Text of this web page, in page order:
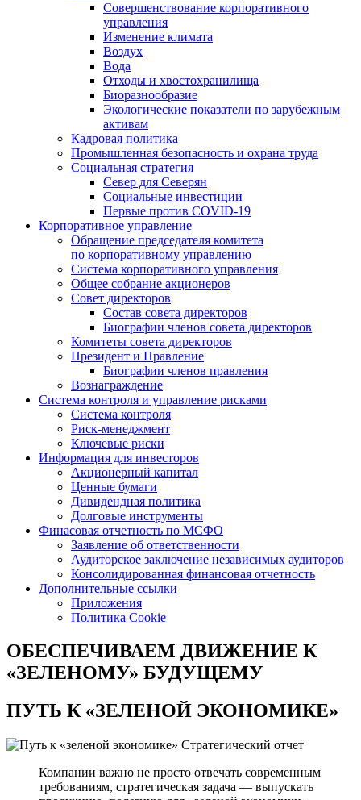
Совершенствование корпоративного
управления
Изменение климата
Воздух
Вода
Отходы и хвостохранилища
Биоразнообразие
Экологические показатели по зарубежным
активам
Кадровая политика
Промышленная безопасность и охрана труда
Социальная стратегия
Север для Северян
Социальные инвестиции
Первые против COVID‑19
Корпоративное управление
Обращение председателя комитета
по корпоративному управлению
Система корпоративного управления
Общее собрание акционеров
Совет директоров
Состав совета директоров
Биографии членов совета директоров
Комитеты совета директоров
Президент и Правление
Биографии членов правления
Вознаграждение
Система контроля и управление рисками
Система контроля
Риск-менеджмент
Ключевые риски
Информация для инвесторов
Акционерный капитал
Ценные бумаги
Дивидендная политика
Долговые инструменты
Финасовая отчетность по МСФО
Заявление об ответственности
Аудиторское заключение независимых аудиторов
Консолидированная финансовая отчетность
Дополнительные ссылки
Приложения
Политика Cookie
ОБЕСПЕЧИВАЕМ ДВИЖЕНИЕ К
«ЗЕЛЕНОМУ» БУДУЩЕМУ
ПУТЬ К«ЗЕЛЕНОЙ ЭКОНОМИКЕ»
Стратегический отчет
Компании важно не просто отвечать современным
требованиям, стратегическая задача — выпускать